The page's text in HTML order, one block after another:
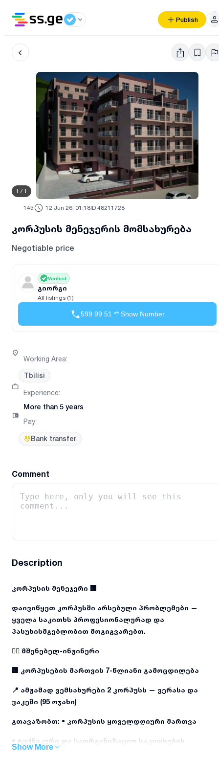
Publish
1 / 1
145 12 Jun 26, 01:18ID 48211728
კორპუსის მენეჯერის მომსახურება
Negotiable price
Verified
გიორგი
All listings (1)
599 99 51 ** Show Number
Working Area:
Tbilisi
Experience:
More than 5 years
Pay:
Bank transfer
Comment
Description
კორპუსის მენეჯერი 🏢
დაივიწყეთ კორპუსში არსებული პრობლემები —
ყველა საკითხს პროფესიონალურად და
პასუხისმგებლობით მოგიგვარებთ.
👷‍♂️ მშენებელ-ინჟინერი
🏢 კორპუსების მართვის 7-წლიანი გამოცდილება
📍 ამჟამად ვემსახურები 2 კორპუსს — ვერასა და
ვაკეში (95 ოჯახი)
გთავაზობთ: • კორპუსის ყოველდღიური მართვა
• ტექნიკური და საორგანიზაციო საკითხების
მოგვარება
Show More